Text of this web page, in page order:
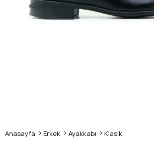
Anasayfa Erkek Ayakkabı Klasik